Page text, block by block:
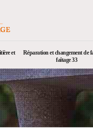
et
Réparation et changement de
faîtage 33